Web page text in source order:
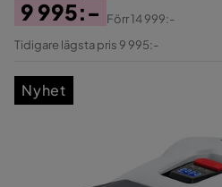
Pris
9 995:-
Original
Förr14 999:-
Tidigare lägsta pris 9 995:-
Nyhet